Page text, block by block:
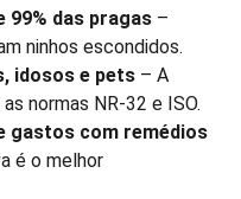
99% das pragas –
ninhos escondidos.
idosos e pets – A
normas NR-32 e ISO.
gastos com remédios
é o melhor